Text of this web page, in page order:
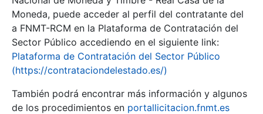
Moneda, puede acceder al perfil del contratante del
a FNMT-RCM en la Plataforma de Contratación del
Sector Público accediendo en el siguiente link:
Plataforma de Contratación del Sector Público
(https://contrataciondelestado.es/)
También podrá encontrar más información y algunos
de los procedimientos en portallicitacion.fnmt.es